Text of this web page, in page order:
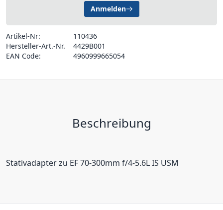
Anmelden
Artikel-Nr:
110436
Hersteller-Art.-Nr.
4429B001
EAN Code:
4960999665054
Beschreibung
Stativadapter zu EF 70-300mm f/4-5.6L IS USM